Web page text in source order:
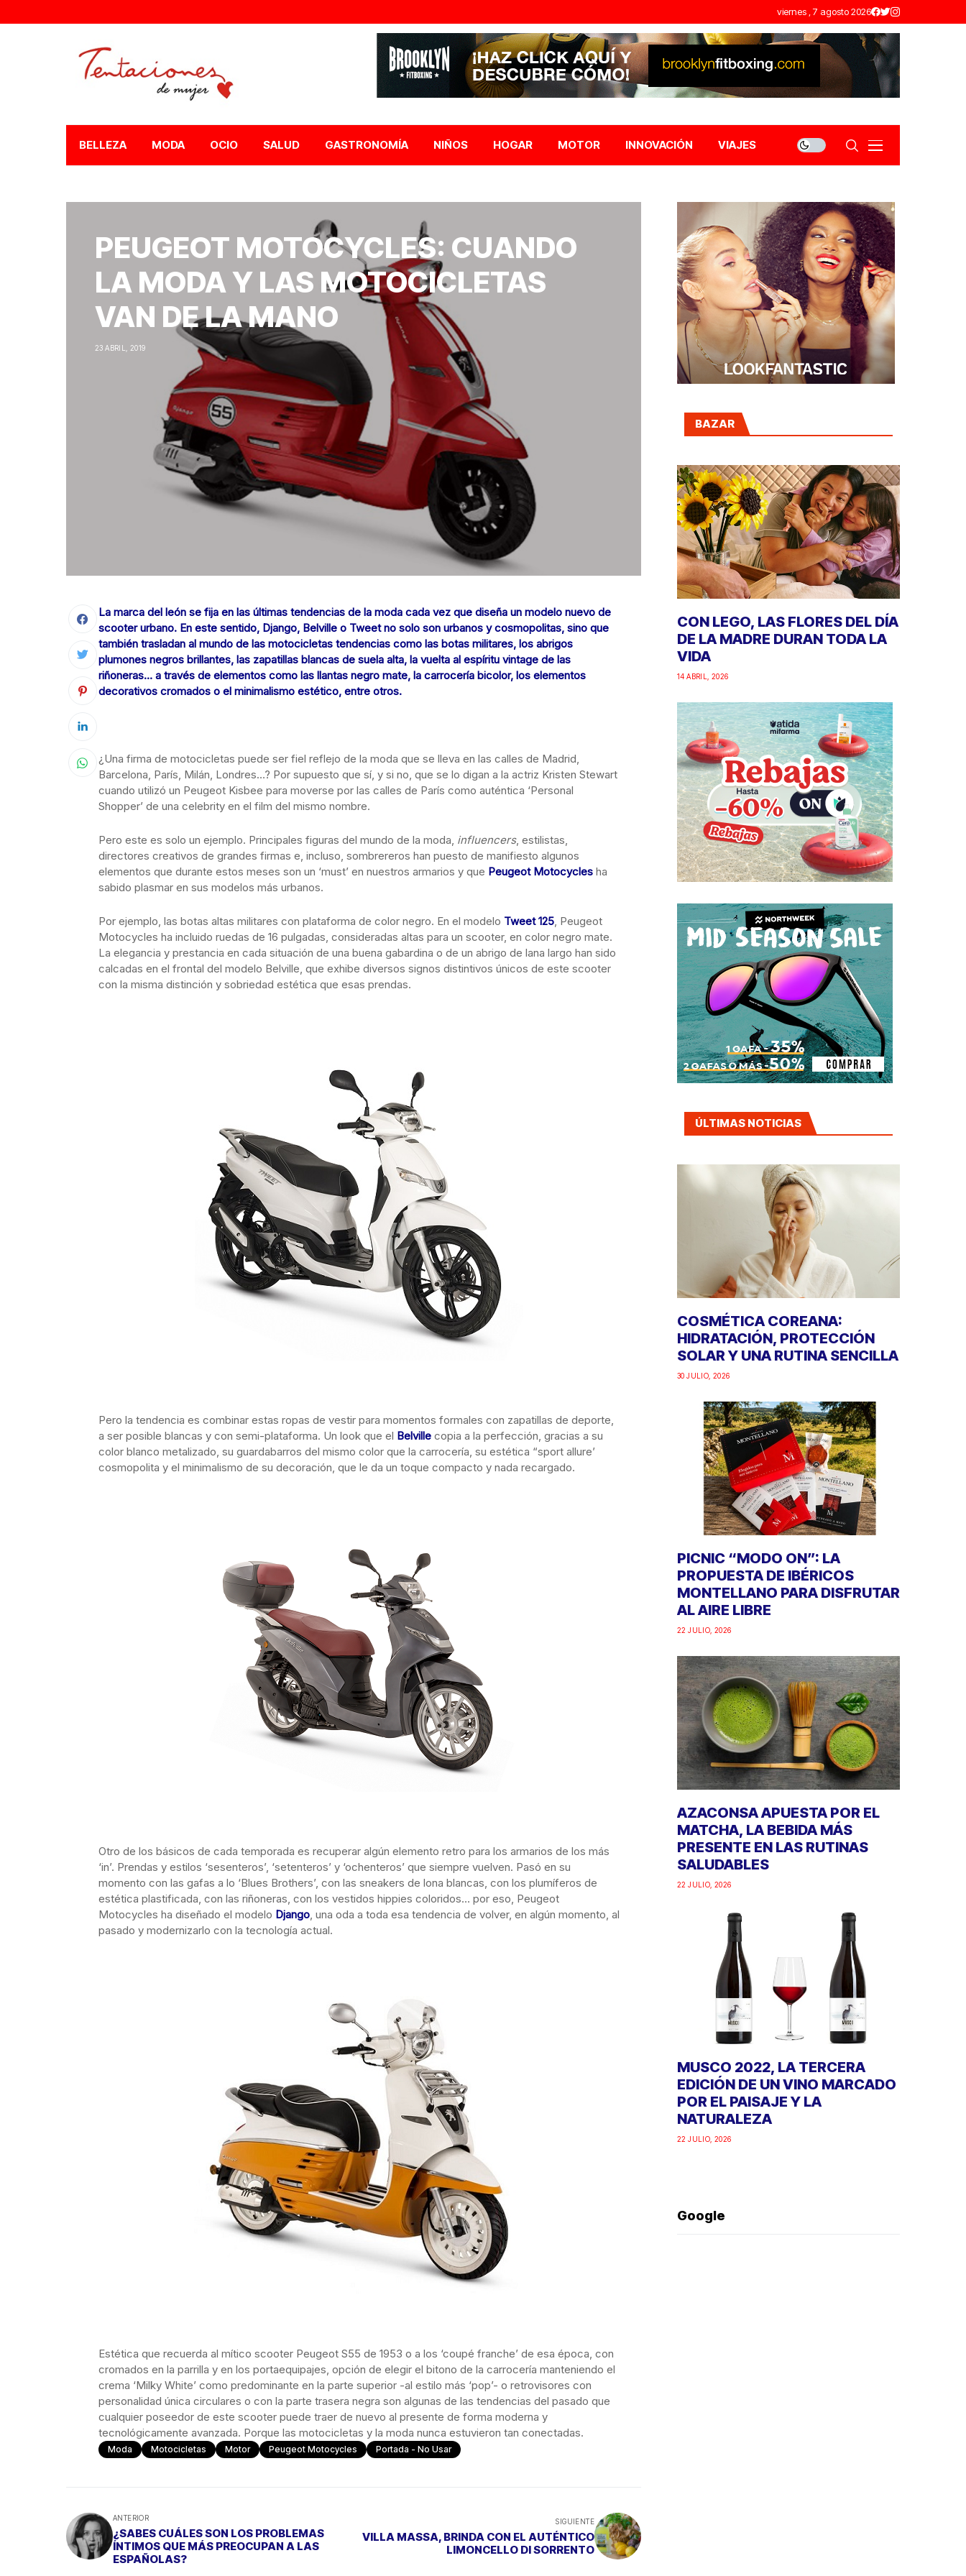
viernes , 7 agosto 2026
BELLEZA MODA OCIO SALUD GASTRONOMÍA NIÑOS HOGAR MOTOR INNOVACIÓN VIAJES
PEUGEOT MOTOCYCLES: CUANDO
LA MODA Y LAS MOTOCICLETAS
VAN DE LA MANO
23 ABRIL, 2019
La marca del león se fija en las últimas tendencias de la moda cada vez que diseña un modelo nuevo de
scooter urbano. En este sentido, Django, Belville o Tweet no solo son urbanos y cosmopolitas, sino que
también trasladan al mundo de las motocicletas tendencias como las botas militares, los abrigos
plumones negros brillantes, las zapatillas blancas de suela alta, la vuelta al espíritu vintage de las
riñoneras… a través de elementos como las llantas negro mate, la carrocería bicolor, los elementos
decorativos cromados o el minimalismo estético, entre otros.
¿Una firma de motocicletas puede ser fiel reflejo de la moda que se lleva en las calles de Madrid,
Barcelona, París, Milán, Londres…? Por supuesto que sí, y si no, que se lo digan a la actriz Kristen Stewart
cuando utilizó un Peugeot Kisbee para moverse por las calles de París como auténtica ‘Personal
Shopper’ de una celebrity en el film del mismo nombre.
Pero este es solo un ejemplo. Principales figuras del mundo de la moda, influencers, estilistas,
directores creativos de grandes firmas e, incluso, sombrereros han puesto de manifiesto algunos
elementos que durante estos meses son un ‘must’ en nuestros armarios y que Peugeot Motocycles ha
sabido plasmar en sus modelos más urbanos.
Por ejemplo, las botas altas militares con plataforma de color negro. En el modelo Tweet 125, Peugeot
Motocycles ha incluido ruedas de 16 pulgadas, consideradas altas para un scooter, en color negro mate.
La elegancia y prestancia en cada situación de una buena gabardina o de un abrigo de lana largo han sido
calcadas en el frontal del modelo Belville, que exhibe diversos signos distintivos únicos de este scooter
con la misma distinción y sobriedad estética que esas prendas.
Pero la tendencia es combinar estas ropas de vestir para momentos formales con zapatillas de deporte,
a ser posible blancas y con semi-plataforma. Un look que el Belville copia a la perfección, gracias a su
color blanco metalizado, su guardabarros del mismo color que la carrocería, su estética “sport allure’
cosmopolita y el minimalismo de su decoración, que le da un toque compacto y nada recargado.
Otro de los básicos de cada temporada es recuperar algún elemento retro para los armarios de los más
‘in’. Prendas y estilos ‘sesenteros’, ‘setenteros’ y ‘ochenteros’ que siempre vuelven. Pasó en su
momento con las gafas a lo ‘Blues Brothers’, con las sneakers de lona blancas, con los plumíferos de
estética plastificada, con las riñoneras, con los vestidos hippies coloridos… por eso, Peugeot
Motocycles ha diseñado el modelo Django, una oda a toda esa tendencia de volver, en algún momento, al
pasado y modernizarlo con la tecnología actual.
Estética que recuerda al mítico scooter Peugeot S55 de 1953 o a los ‘coupé franche’ de esa época, con
cromados en la parrilla y en los portaequipajes, opción de elegir el bitono de la carrocería manteniendo el
crema ‘Milky White’ como predominante en la parte superior -al estilo más ‘pop’- o retrovisores con
personalidad única circulares o con la parte trasera negra son algunas de las tendencias del pasado que
cualquier poseedor de este scooter puede traer de nuevo al presente de forma moderna y
tecnológicamente avanzada. Porque las motocicletas y la moda nunca estuvieron tan conectadas.
Moda Motocicletas Motor Peugeot Motocycles Portada - No Usar
ANTERIOR
¿SABES CUÁLES SON LOS PROBLEMAS
ÍNTIMOS QUE MÁS PREOCUPAN A LAS
ESPAÑOLAS?
SIGUIENTE
VILLA MASSA, BRINDA CON EL AUTÉNTICO
LIMONCELLO DI SORRENTO
BAZAR
CON LEGO, LAS FLORES DEL DÍA
DE LA MADRE DURAN TODA LA
VIDA
14 ABRIL, 2026
ÚLTIMAS NOTICIAS
COSMÉTICA COREANA:
HIDRATACIÓN, PROTECCIÓN
SOLAR Y UNA RUTINA SENCILLA
30 JULIO, 2026
PICNIC “MODO ON”: LA
PROPUESTA DE IBÉRICOS
MONTELLANO PARA DISFRUTAR
AL AIRE LIBRE
22 JULIO, 2026
AZACONSA APUESTA POR EL
MATCHA, LA BEBIDA MÁS
PRESENTE EN LAS RUTINAS
SALUDABLES
22 JULIO, 2026
MUSCO 2022, LA TERCERA
EDICIÓN DE UN VINO MARCADO
POR EL PAISAJE Y LA
NATURALEZA
22 JULIO, 2026
Google